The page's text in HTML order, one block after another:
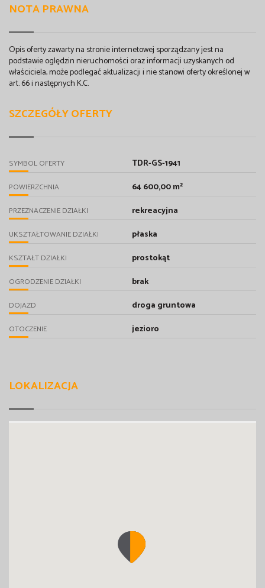
NOTA PRAWNA
Opis oferty zawarty na stronie internetowej sporządzany jest na
podstawie oględzin nieruchomości oraz informacji uzyskanych od
właściciela, może podlegać aktualizacji i nie stanowi oferty określonej w
art. 66 i następnych K.C.
SZCZEGÓŁY OFERTY
SYMBOL OFERTY TDR-GS-1941
POWIERZCHNIA 64 600,00 m²
PRZEZNACZENIE DZIAŁKI rekreacyjna
UKSZTAŁTOWANIE DZIAŁKI płaska
KSZTAŁT DZIAŁKI prostokąt
OGRODZENIE DZIAŁKI brak
DOJAZD droga gruntowa
OTOCZENIE jezioro
LOKALIZACJA